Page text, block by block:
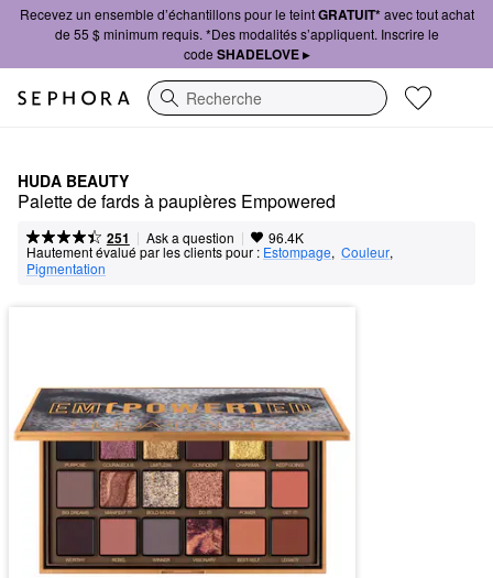
Recevez un ensemble d’échantillons pour le teintGRATUIT*avec tout achat
de 55 $ minimum requis. *Des modalités s’appliquent. Inscrire le
code SHADELOVE ▸
Recherche
HUDA BEAUTY
Palette de fards à paupières Empowered
251 | Ask a question | 96.4K
Hautement évalué par les clients pour : Estompage, Couleur,
Pigmentation